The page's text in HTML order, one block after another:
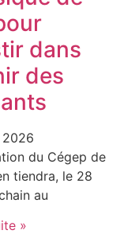
dans
des
du Cégep de
tiendra, le 28
au
»